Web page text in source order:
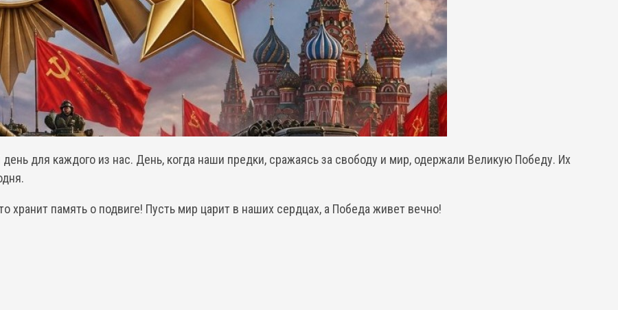
для каждого из нас. День, когда наши предки, сражаясь за свободу и мир, одержали Великую Победу. Их
хранит память о подвиге! Пусть мир царит в наших сердцах, а Победа живет вечно!